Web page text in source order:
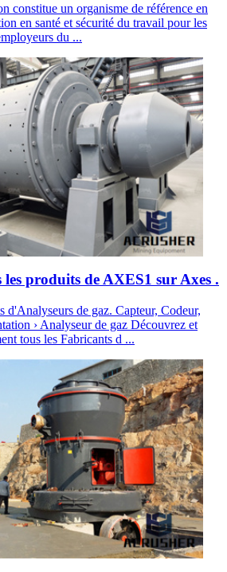
constitue un organisme de référence en
en santé et sécurité du travail pour les
du ...
produits de AXES1 sur Axes .
d'Analyseurs de gaz. Capteur, Codeur,
› Analyseur de gaz Découvrez et
tous les Fabricants d ...